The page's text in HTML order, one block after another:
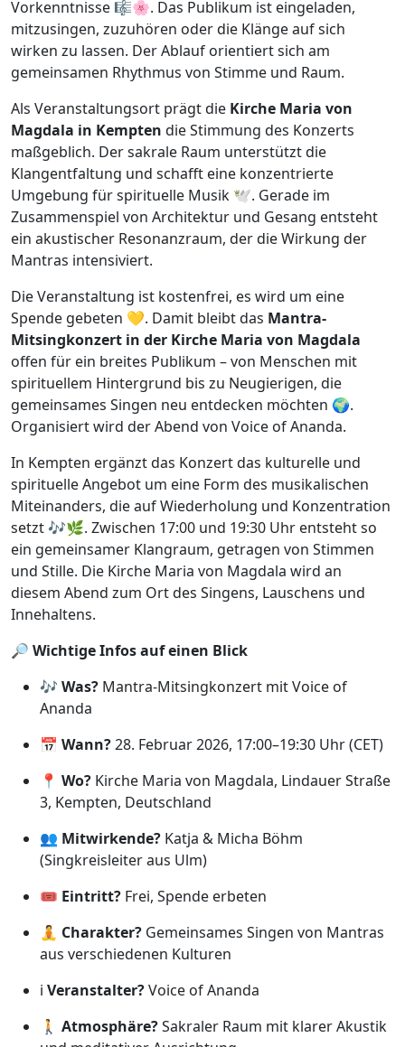
Vorkenntnisse 🎼🌸. Das Publikum ist eingeladen,
mitzusingen, zuzuhören oder die Klänge auf sich
wirken zu lassen. Der Ablauf orientiert sich am
gemeinsamen Rhythmus von Stimme und Raum.
Als Veranstaltungsort prägt die Kirche Maria von
Magdala in Kempten die Stimmung des Konzerts
maßgeblich. Der sakrale Raum unterstützt die
Klangentfaltung und schafft eine konzentrierte
Umgebung für spirituelle Musik 🕊️. Gerade im
Zusammenspiel von Architektur und Gesang entsteht
ein akustischer Resonanzraum, der die Wirkung der
Mantras intensiviert.
Die Veranstaltung ist kostenfrei, es wird um eine
Spende gebeten 💛. Damit bleibt das Mantra-
Mitsingkonzert in der Kirche Maria von Magdala
offen für ein breites Publikum – von Menschen mit
spirituellem Hintergrund bis zu Neugierigen, die
gemeinsames Singen neu entdecken möchten 🌍.
Organisiert wird der Abend von Voice of Ananda.
In Kempten ergänzt das Konzert das kulturelle und
spirituelle Angebot um eine Form des musikalischen
Miteinanders, die auf Wiederholung und Konzentration
setzt 🎶🌿. Zwischen 17:00 und 19:30 Uhr entsteht so
ein gemeinsamer Klangraum, getragen von Stimmen
und Stille. Die Kirche Maria von Magdala wird an
diesem Abend zum Ort des Singens, Lauschens und
Innehaltens.
🔎 Wichtige Infos auf einen Blick
🎶 Was? Mantra-Mitsingkonzert mit Voice of
Ananda
📅 Wann?28. Februar 2026, 17:00–19:30 Uhr (CET)
📍 Wo? Kirche Maria von Magdala, Lindauer Straße
3, Kempten, Deutschland
👥 Mitwirkende? Katja & Micha Böhm
(Singkreisleiter aus Ulm)
🎟️ Eintritt? Frei, Spende erbeten
🧘 Charakter? Gemeinsames Singen von Mantras
aus verschiedenen Kulturen
ℹ️ Veranstalter?Voice of Ananda
🚶 Atmosphäre?Sakraler Raum mit klarer Akustik